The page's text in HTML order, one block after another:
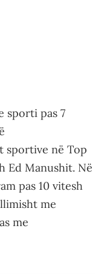
sporti pas 7
sportive në Top
Ed Manushit. Në
pas 10 vitesh
me
me